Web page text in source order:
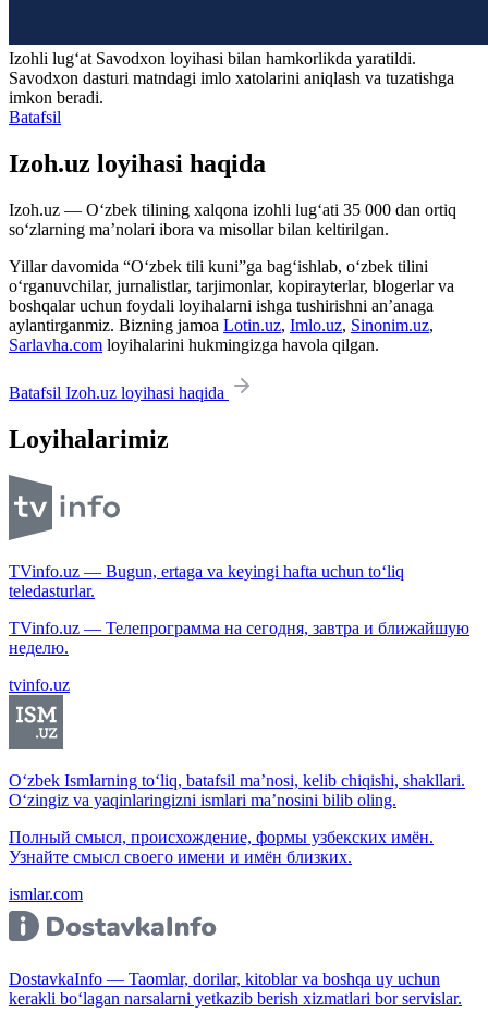
Izohli lugʻat Savodxon loyihasi bilan hamkorlikda yaratildi.
Savodxon dasturi matndagi imlo xatolarini aniqlash va tuzatishga
imkon beradi.
Batafsil
Izoh.uz loyihasi haqida
Izoh.uz — O‘zbek tilining xalqona izohli lug‘ati 35 000 dan ortiq
so‘zlarning ma’nolari ibora va misollar bilan keltirilgan.
Yillar davomida “O‘zbek tili kuni”ga bag‘ishlab, o‘zbek tilini
o‘rganuvchilar, jurnalistlar, tarjimonlar, kopirayterlar, blogerlar va
boshqalar uchun foydali loyihalarni ishga tushirishni an’anaga
aylantirganmiz. Bizning jamoa Lotin.uz, Imlo.uz, Sinonim.uz,
Sarlavha.com loyihalarini hukmingizga havola qilgan.
Batafsil Izoh.uz loyihasi haqida
Loyihalarimiz
TVinfo.uz — Bugun, ertaga va keyingi hafta uchun to‘liq
teledasturlar.
TVinfo.uz — Телепрограмма на сегодня, завтра и ближайшую
неделю.
tvinfo.uz
O‘zbek Ismlarning to‘liq, batafsil ma’nosi, kelib chiqishi, shakllari.
O‘zingiz va yaqinlaringizni ismlari ma’nosini bilib oling.
Полный смысл, происхождение, формы узбекских имён.
Узнайте смысл своего имени и имён близких.
ismlar.com
DostavkaInfo — Taomlar, dorilar, kitoblar va boshqa uy uchun
kerakli bo‘lagan narsalarni yetkazib berish xizmatlari bor servislar.